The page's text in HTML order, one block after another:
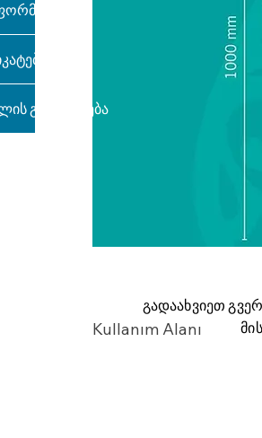
Kullanım Alanı
გადაახვიეთ
გაფორმება